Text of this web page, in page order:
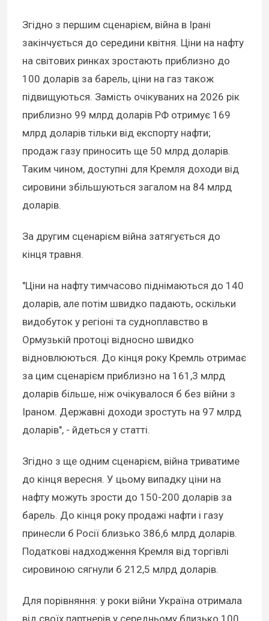
Згідно з першим сценарієм, війна в Ірані
закінчується до середини квітня. Ціни на нафту
на світових ринках зростають приблизно до
100 доларів за барель, ціни на газ також
підвищуються. Замість очікуваних на 2026 рік
приблизно 99 млрд доларів РФ отримує 169
млрд доларів тільки від експорту нафти;
продаж газу приносить ще 50 млрд доларів.
Таким чином, доступні для Кремля доходи від
сировини збільшуються загалом на 84 млрд
доларів.
За другим сценарієм війна затягується до
кінця травня.
"Ціни на нафту тимчасово піднімаються до 140
доларів, але потім швидко падають, оскільки
видобуток у регіоні та судноплавство в
Ормузькій протоці відносно швидко
відновлюються. До кінця року Кремль отримає
за цим сценарієм приблизно на 161,3 млрд
доларів більше, ніж очікувалося б без війни з
Іраном. Державні доходи зростуть на 97 млрд
доларів", - йдеться у статті.
Згідно з ще одним сценарієм, війна триватиме
до кінця вересня. У цьому випадку ціни на
нафту можуть зрости до 150-200 доларів за
барель. До кінця року продажі нафти і газу
принесли б Росії близько 386,6 млрд доларів.
Податкові надходження Кремля від торгівлі
сировиною сягнули б 212,5 млрд доларів.
Для порівняння: у роки війни Україна отримала